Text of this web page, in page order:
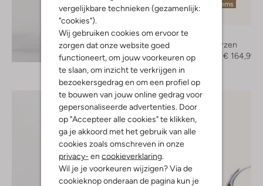
vergelijkbare technieken (gezamenlijk:
"cookies").
Wij gebruiken cookies om ervoor te
zorgen dat onze website goed
functioneert, om jouw voorkeuren op
te slaan, om inzicht te verkrijgen in
bezoekersgedrag en om een profiel op
te bouwen van jouw online gedrag voor
gepersonaliseerde advertenties. Door
op "Accepteer alle cookies" te klikken,
ga je akkoord met het gebruik van alle
cookies zoals omschreven in onze
privacy- en cookieverklaring.
Wil je je voorkeuren wijzigen? Via de
cookieknop onderaan de pagina kun je
Ontdek de look
Laatste items
Nubikk
Hoge laarzen
€ 329,95
€ 164,99